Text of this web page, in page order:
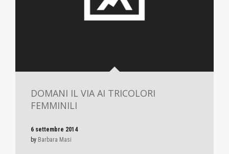
DOMANI IL VIA AI TRICOLORI
FEMMINILI
6 settembre 2014
by Barbara Masi